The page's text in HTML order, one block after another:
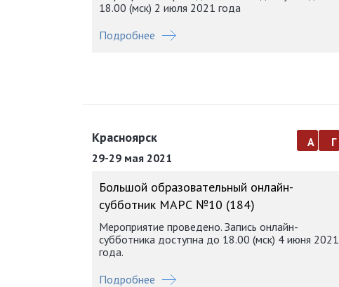
18.00 (мск) 2 июля 2021 года
Подробнее
Красноярск
29-29 мая 2021
а г
Большой образовательный онлайн-
субботник МАРС №10 (184)
Мероприятие проведено. Запись онлайн-
субботника доступна до 18.00 (мск) 4 июня 2021
года.
Подробнее